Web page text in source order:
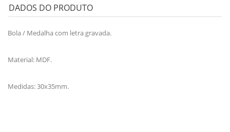
DADOS DO PRODUTO
Bola / Medalha com letra gravada.
Material: MDF.
Medidas: 30x35mm.